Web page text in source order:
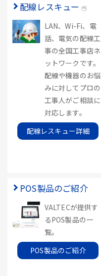
配線レスキュー
LAN、Wi-Fi、電
話、電気の配線工
事の全国工事店ネ
ットワークです。
配線や機器のお悩
みに対してプロの
工事人がご相談に
対応します。
配線レスキュー詳細
POS製品のご紹介
VALTECが提供す
るPOS製品の一
覧。
POS製品のご紹介